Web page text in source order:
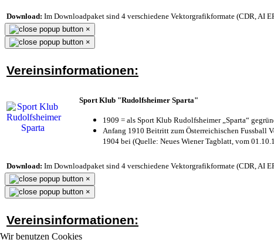
Wir benutzen Cookies
Download: Im Downloadpaket sind 4 verschiedene Vektorgrafikformate (CDR, AI
×
×
Vereinsinformationen:
Sport Klub "Rudolfsheimer Sparta"
1909 = als Sport Klub Rudolfsheimer „Sparta“
Anfang 1910 Beitritt zum Österreichischen Fussball
1904 bei (Quelle: Neues Wiener Tagblatt, vom
Download: Im Downloadpaket sind 4 verschiedene Vektorgrafikformate (CDR, AI
×
×
Vereinsinformationen: